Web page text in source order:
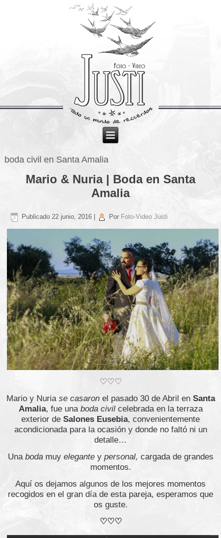
boda civil en Santa Amalia
Mario & Nuria | Boda en Santa
Amalia
Publicado 22 junio, 2016 Por Foto-Video Justi
♡♡♡
Mario y Nuria se casaronel pasado 30 de Abril en Santa
Amalia, fue una boda civilcelebrada en la terraza
exterior de Salones Eusebia, convenientemente
acondicionada para la ocasión y donde no faltó ni un
detalle…
Una bodamuy elegante ypersonal, cargada de grandes
momentos.
Aquí os dejamos algunos de los mejores momentos
recogidos en el gran día de esta pareja, esperamos que
os guste.
♡♡♡